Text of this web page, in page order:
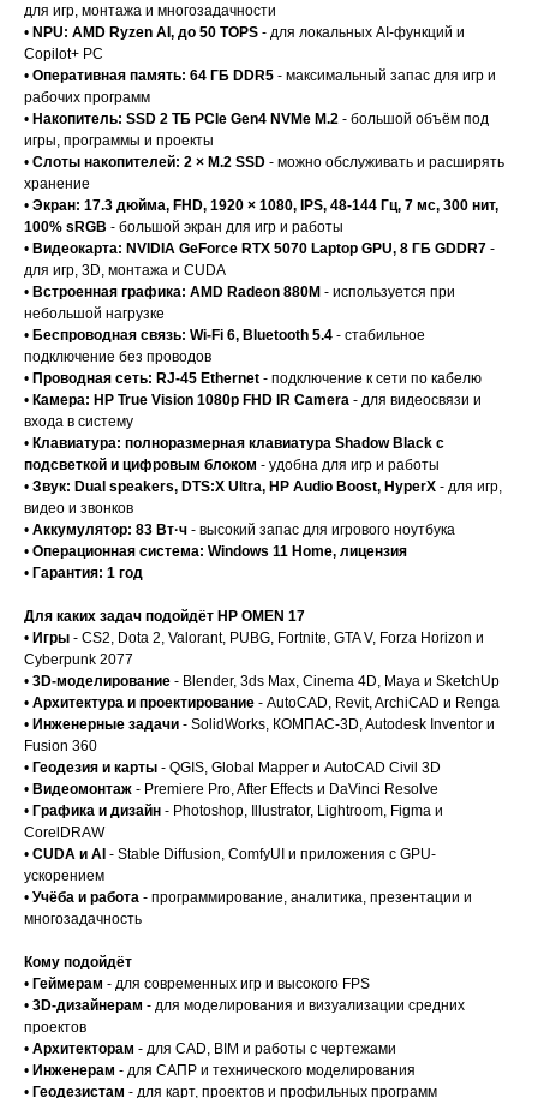
для игр, монтажа и многозадачности
• NPU: AMD Ryzen AI, до 50 TOPS - для локальных AI-функций и
Copilot+ PC
• Оперативная память: 64 ГБ DDR5 - максимальный запас для игр и
рабочих программ
• Накопитель: SSD 2 ТБ PCIe Gen4 NVMe M.2 - большой объём под
игры, программы и проекты
• Слоты накопителей: 2 × M.2 SSD - можно обслуживать и расширять
хранение
• Экран: 17.3 дюйма, FHD, 1920 × 1080, IPS, 48-144 Гц, 7 мс, 300 нит,
100% sRGB - большой экран для игр и работы
• Видеокарта: NVIDIA GeForce RTX 5070 Laptop GPU, 8 ГБ GDDR7 -
для игр, 3D, монтажа и CUDA
• Встроенная графика: AMD Radeon 880M - используется при
небольшой нагрузке
• Беспроводная связь: Wi-Fi 6, Bluetooth 5.4 - стабильное
подключение без проводов
• Проводная сеть: RJ-45 Ethernet - подключение к сети по кабелю
• Камера: HP True Vision 1080p FHD IR Camera - для видеосвязи и
входа в систему
• Клавиатура: полноразмерная клавиатура Shadow Black с
подсветкой и цифровым блоком - удобна для игр и работы
• Звук: Dual speakers, DTS:X Ultra, HP Audio Boost, HyperX - для игр,
видео и звонков
• Аккумулятор: 83 Вт·ч - высокий запас для игрового ноутбука
• Операционная система: Windows 11 Home, лицензия
• Гарантия: 1 год
Для каких задач подойдёт HP OMEN 17
• Игры - CS2, Dota 2, Valorant, PUBG, Fortnite, GTA V, Forza Horizon и
Cyberpunk 2077
• 3D-моделирование - Blender, 3ds Max, Cinema 4D, Maya и SketchUp
• Архитектура и проектирование - AutoCAD, Revit, ArchiCAD и Renga
• Инженерные задачи - SolidWorks, КОМПАС-3D, Autodesk Inventor и
Fusion 360
• Геодезия и карты - QGIS, Global Mapper и AutoCAD Civil 3D
• Видеомонтаж - Premiere Pro, After Effects и DaVinci Resolve
• Графика и дизайн - Photoshop, Illustrator, Lightroom, Figma и
CorelDRAW
• CUDA и AI - Stable Diffusion, ComfyUI и приложения с GPU-
ускорением
• Учёба и работа - программирование, аналитика, презентации и
многозадачность
Кому подойдёт
• Геймерам - для современных игр и высокого FPS
• 3D-дизайнерам - для моделирования и визуализации средних
проектов
• Архитекторам - для CAD, BIM и работы с чертежами
• Инженерам - для САПР и технического моделирования
• Геодезистам - для карт, проектов и профильных программ